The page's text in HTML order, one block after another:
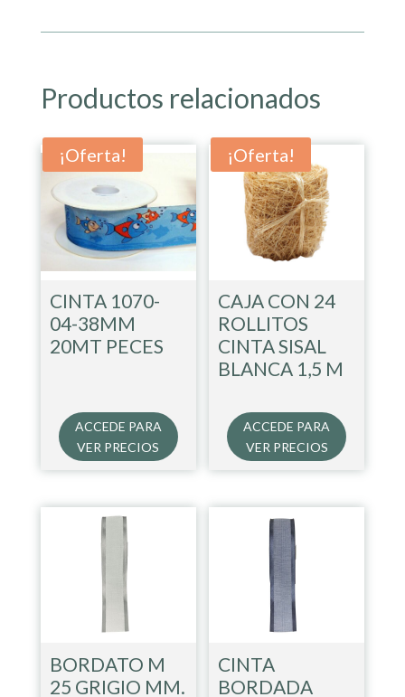
Productos relacionados
¡Oferta!
CINTA 1070-
04-38MM
20MT PECES
ACCEDE PARA
VER PRECIOS
¡Oferta!
CAJA CON 24
ROLLITOS
CINTA SISAL
BLANCA 1,5 M
ACCEDE PARA
VER PRECIOS
BORDATO M
25 GRIGIO MM.
CINTA
BORDADA